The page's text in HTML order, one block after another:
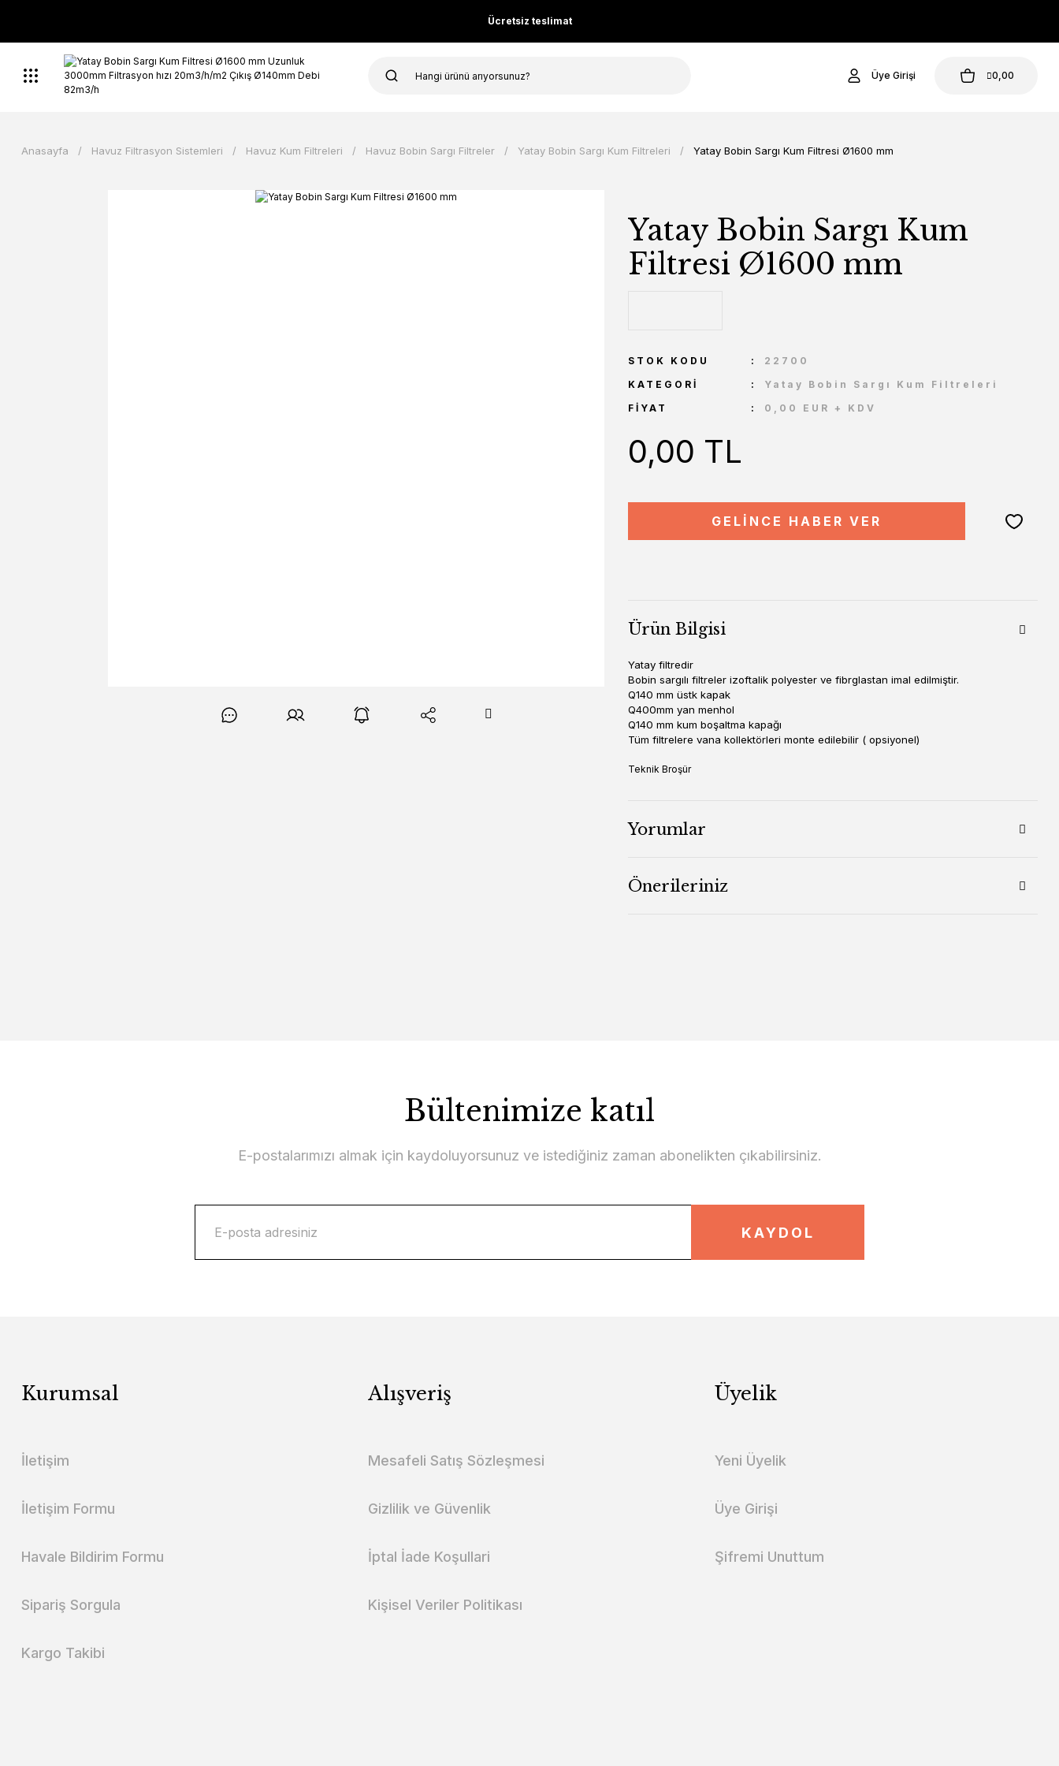
Ücretsiz teslimat
Üye Girişi 0,00
Anasayfa Havuz Filtrasyon Sistemleri Havuz Kum Filtreleri Havuz Bobin Sargı Filtreler Yatay Bobin Sargı Kum Filtreleri Yatay Bobin Sargı Kum Filtresi Ø1600 mm
Yatay Bobin Sargı Kum
Filtresi Ø1600 mm
STOK KODU
22700
KATEGORI
Yatay Bobin Sargı Kum Filtreleri
FIYAT
0,00 EUR + KDV
0,00 TL
GELİNCE HABER VER
Ürün Bilgisi
Yatay filtredir
Bobin sargılı filtreler izoftalik polyester ve fibrglastan imal edilmiştir.
Q140 mm üstk kapak
Q400mm yan menhol
Q140 mm kum boşaltma kapağı
Tüm filtrelere vana kollektörleri monte edilebilir ( opsiyonel)
Teknik Broşür
Yorumlar
Önerileriniz
Bültenimize katıl
E-postalarımızı almak için kaydoluyorsunuz ve istediğiniz zaman abonelikten çıkabilirsiniz.
KAYDOL
Kurumsal
İletişim
İletişim Formu
Havale Bildirim Formu
Sipariş Sorgula
Kargo Takibi
Alışveriş
Mesafeli Satış Sözleşmesi
Gizlilik ve Güvenlik
İptal İade Koşullari
Kişisel Veriler Politikası
Üyelik
Yeni Üyelik
Üye Girişi
Şifremi Unuttum